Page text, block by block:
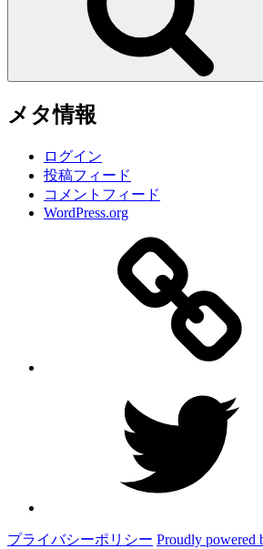
メタ情報
ログイン
投稿フィード
コメントフィード
WordPress.org
プライバシーポリシー Proudly powered